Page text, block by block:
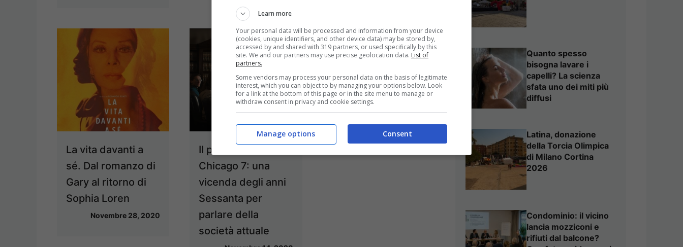
La vita davanti a
sé. Dal romanzo di
Gary al ritorno di
Sophia Loren
Novembre 28, 2020
Il processo ai
Chicago 7: una
vicenda degli anni
Sessanta per
parlare della
società attuale
Quanto spesso
bisogna lavare i
capelli? La scienza
sfata uno dei miti più
diffusi
Latina, donazione
della Torcia Olimpica
di Milano Cortina
2026
Condominio: il vicino
lancia mozziconi e
rifiuti dal balcone?
Learn more
Your personal data will be processed and information from your device
(cookies, unique identifiers, and other device data) may be stored by,
accessed by and shared with 319 partners, or used specifically by this
site. We and our partners may use precise geolocation data. List of
partners.
Some vendors may process your personal data on the basis of legitimate
interest, which you can object to by managing your options below. Look
for a link at the bottom of this page or in the site menu to manage or
withdraw consent in privacy and cookie settings.
Consent
Manage options